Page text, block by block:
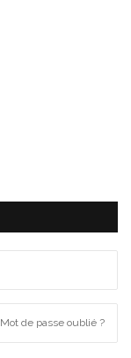
Mot de passe oublié ?